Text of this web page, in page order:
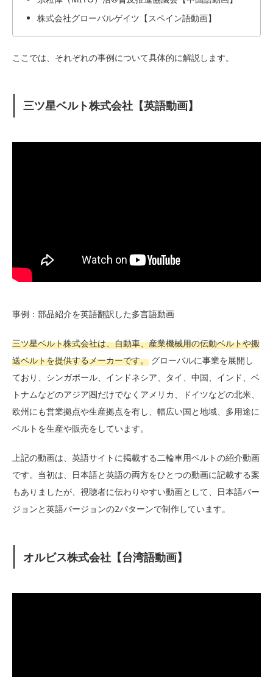
株式会社グローバルゲイツ【スペイン語動画】
ここでは、それぞれの事例について具体的に解説します。
三ツ星ベルト株式会社【英語動画】
事例：部品紹介を英語翻訳した多言語動画
三ツ星ベルト株式会社は、自動車、産業機械用の伝動ベルトや搬
送ベルトを提供するメーカーです。 グローバルに事業を展開し
ており、シンガポール、インドネシア、タイ、中国、インド、ベ
トナムなどのアジア圏だけでなくアメリカ、ドイツなどの北米、
欧州にも営業拠点や生産拠点を有し、幅広い国と地域、多用途に
ベルトを生産や販売をしています。
上記の動画は、英語サイトに掲載する二輪車用ベルトの紹介動画
です。当初は、日本語と英語の両方をひとつの動画に記載する案
もありましたが、視聴者に伝わりやすい動画として、日本語バー
ジョンと英語バージョンの2パターンで制作しています。
オルビス株式会社【台湾語動画】